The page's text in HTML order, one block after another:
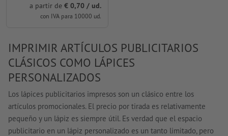
a partir de € 0,70 / ud.
con IVA para 10000 ud.
IMPRIMIR ARTÍCULOS PUBLICITARIOS
CLÁSICOS COMO LÁPICES
PERSONALIZADOS
Los lápices publicitarios impresos son un clásico entre los
artículos promocionales. El precio por tirada es relativamente
pequeño y un lápiz es siempre útil. Es verdad que el espacio
publicitario en un lápiz personalizado es un tanto limitado, pero